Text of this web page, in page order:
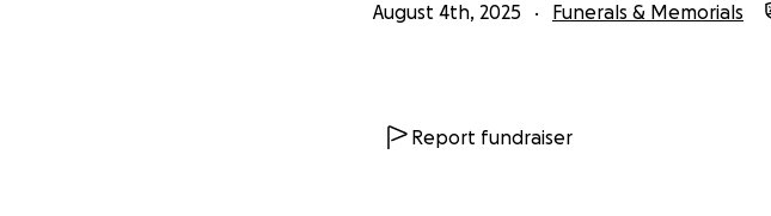
August 4th, 2025 Funerals & Memorials
Report fundraiser